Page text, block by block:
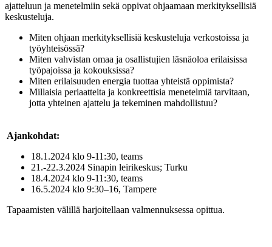
ajatteluun ja menetelmiin sekä oppivat ohjaamaan merkityksellisiä
keskusteluja.
Miten ohjaan merkityksellisiä keskusteluja verkostoissa ja
työyhteisössä?
Miten vahvistan omaa ja osallistujien läsnäoloa erilaisissa
työpajoissa ja kokouksissa?
Miten erilaisuuden energia tuottaa yhteistä oppimista?
Millaisia periaatteita ja konkreettisia menetelmiä tarvitaan,
jotta yhteinen ajattelu ja tekeminen mahdollistuu?
Ajankohdat:
18.1.2024 klo 9-11:30, teams
21.-22.3.2024 Sinapin leirikeskus; Turku
18.4.2024 klo 9-11:30, teams
16.5.2024 klo 9:30–16, Tampere
Tapaamisten välillä harjoitellaan valmennuksessa opittua.